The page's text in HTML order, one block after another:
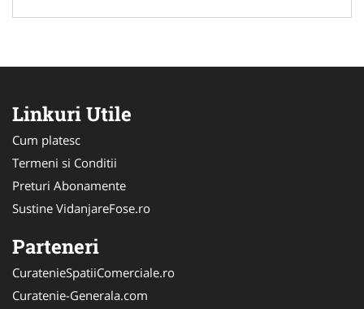
Linkuri Utile
Cum platesc
Termeni si Conditii
Preturi Abonamente
Sustine VidanjareFose.ro
Parteneri
CuratenieSpatiiComerciale.ro
Curatenie-Generala.com